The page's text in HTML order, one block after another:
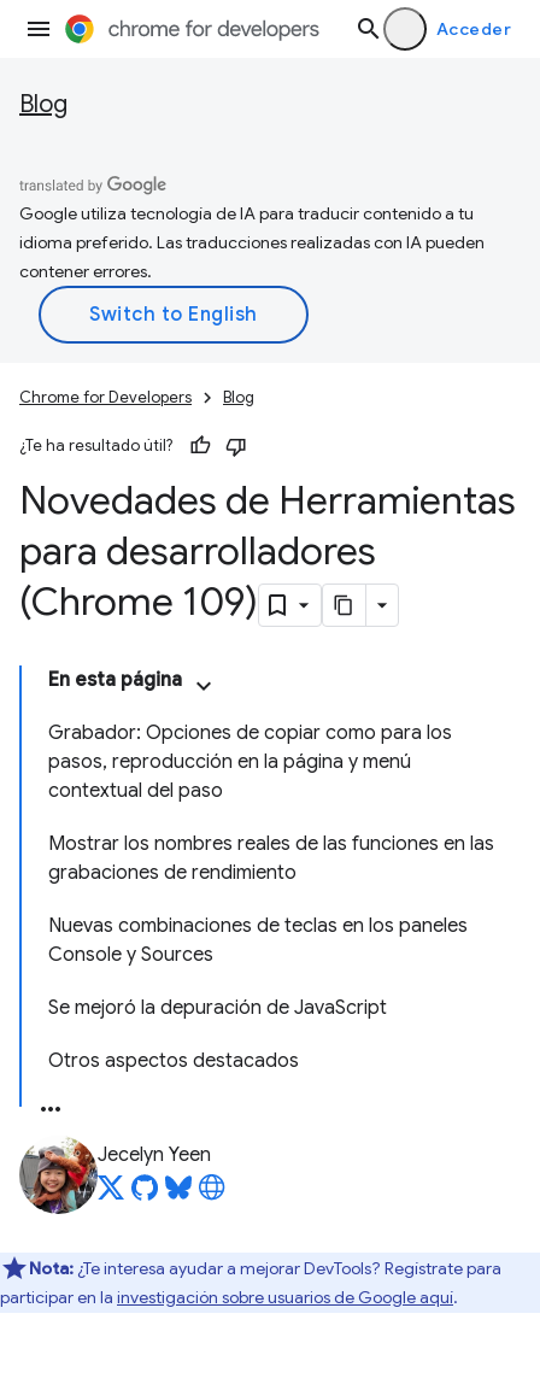
Acceder
Blog
Google utiliza tecnología de IA para traducir contenido a tu
idioma preferido. Las traducciones realizadas con IA pueden
contener errores.
Chrome for Developers Blog
¿Te ha resultado útil?
Novedades de Herramientas
para desarrolladores
(Chrome 109)
En esta página
Grabador: Opciones de copiar como para los
pasos, reproducción en la página y menú
contextual del paso
Mostrar los nombres reales de las funciones en las
grabaciones de rendimiento
Nuevas combinaciones de teclas en los paneles
Console y Sources
Se mejoró la depuración de JavaScript
Otros aspectos destacados
Jecelyn Yeen
Nota: ¿Te interesa ayudar a mejorar DevTools? Regístrate para
participar en la investigación sobre usuarios de Google aquí.